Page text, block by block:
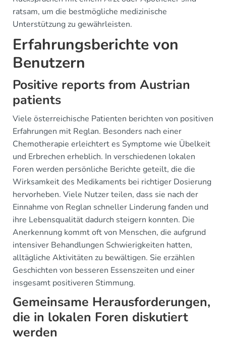
ratsam, um die bestmögliche medizinische
Unterstützung zu gewährleisten.
Erfahrungsberichte von
Benutzern
Positive reports from Austrian
patients
Viele österreichische Patienten berichten von positiven
Erfahrungen mit Reglan. Besonders nach einer
Chemotherapie erleichtert es Symptome wie Übelkeit
und Erbrechen erheblich. In verschiedenen lokalen
Foren werden persönliche Berichte geteilt, die die
Wirksamkeit des Medikaments bei richtiger Dosierung
hervorheben. Viele Nutzer teilen, dass sie nach der
Einnahme von Reglan schneller Linderung fanden und
ihre Lebensqualität dadurch steigern konnten. Die
Anerkennung kommt oft von Menschen, die aufgrund
intensiver Behandlungen Schwierigkeiten hatten,
alltägliche Aktivitäten zu bewältigen. Sie erzählen
Geschichten von besseren Essenszeiten und einer
insgesamt positiveren Stimmung.
Gemeinsame Herausforderungen,
die in lokalen Foren diskutiert
werden